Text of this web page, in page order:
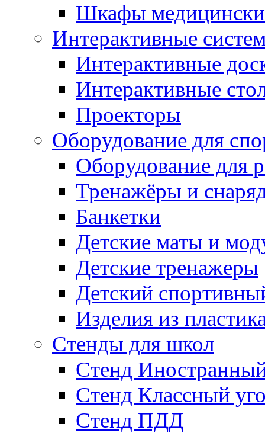
Шкафы
Интерактивные
Интерактивные
Интерактивные
Проекторы
Оборудование для
Оборудование для
Тренажёры и
Банкетки
Детские маты и
Детские тренажеры
Детский
Изделия из
Стенды для школ
Стенд
Стенд Классный
Стенд ПДД